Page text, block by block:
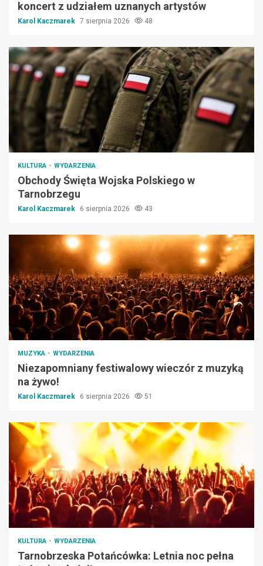
koncert z udziałem uznanych artystów
Karol Kaczmarek 7 sierpnia 2026 48
KULTURA WYDARZENIA
Obchody Święta Wojska Polskiego w
Tarnobrzegu
Karol Kaczmarek 6 sierpnia 2026 43
MUZYKA WYDARZENIA
Niezapomniany festiwalowy wieczór z muzyką
na żywo!
Karol Kaczmarek 6 sierpnia 2026 51
KULTURA WYDARZENIA
Tarnobrzeska Potańcówka: Letnia noc pełna